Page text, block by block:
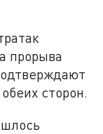
прорыва
сторон.